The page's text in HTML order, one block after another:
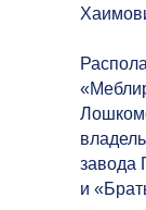
завода
и